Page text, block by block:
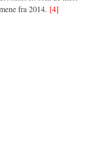
fra 2014. [4]